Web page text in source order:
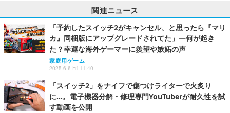
関連ニュース
「予約したスイッチ2がキャンセル、と思ったら『マリ
カ』同梱版にアップグレードされてた」―何が起き
た？幸運な海外ゲーマーに羨望や嫉妬の声
家庭用ゲーム
2025.6.6 Fri 11:40
「スイッチ2」をナイフで傷つけライターで火炙り
に…。電子機器分解・修理専門YouTuberが耐久性を試
す動画を公開